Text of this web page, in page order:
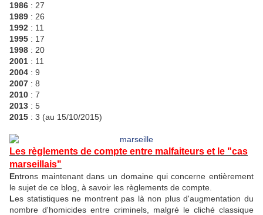
1986 : 27
1989 : 26
1992 : 11
1995 : 17
1998 : 20
2001 : 11
2004 : 9
2007 : 8
2010 : 7
2013 : 5
2015 : 3 (au 15/10/2015)
Les règlements de compte entre malfaiteurs et le "cas
marseillais"
Entrons maintenant dans un domaine qui concerne entièrement
le sujet de ce blog, à savoir les règlements de compte.
Les statistiques ne montrent pas là non plus d'augmentation du
nombre d'homicides entre criminels, malgré le cliché classique